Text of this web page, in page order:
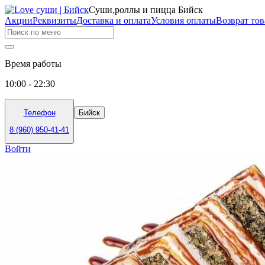
Суши,роллы и пицца Бийск
АкцииРеквизитыДоставка и оплатаУсловия оплатыВозврат
Время работы
10:00 - 22:30
Телефон
8 (960) 950-41-41
Бийск
Войти